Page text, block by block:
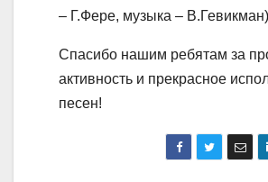
– Г.Фере, музыка – В.Гевикман)
Спасибо нашим ребятам за
активность и прекрасное
песен!